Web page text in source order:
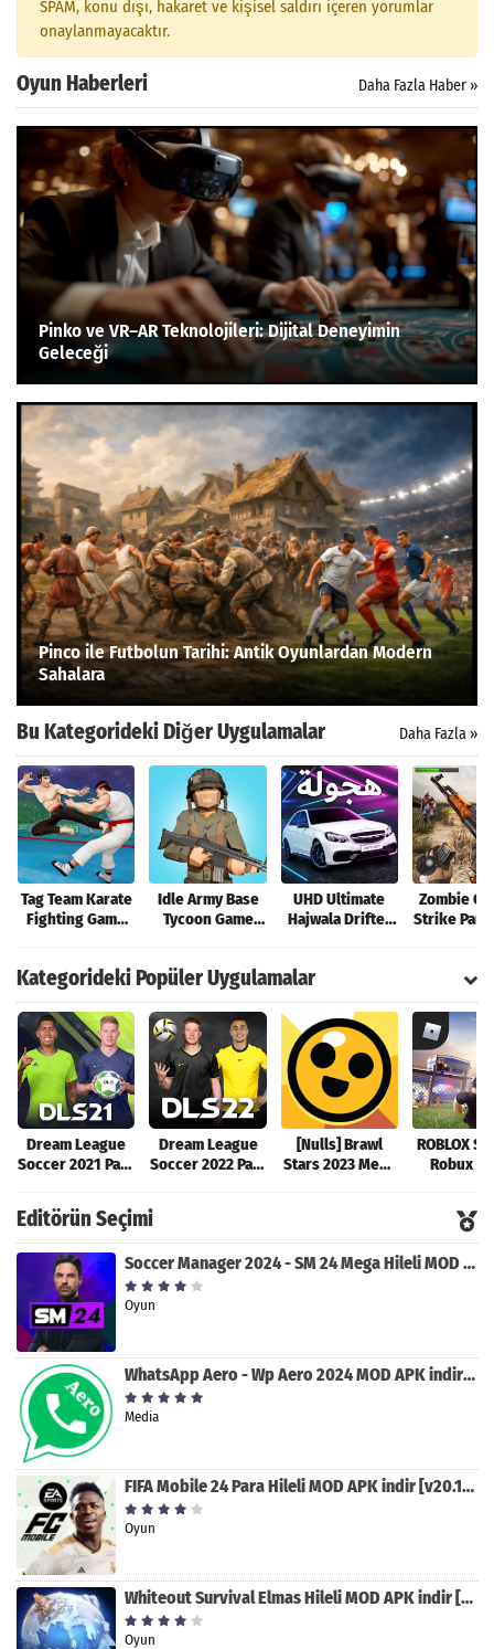
Arama
SPAM, konu dışı, hakaret ve kişisel saldırı içeren yorumlar
onaylanmayacaktır.
Oyun Haberleri Daha Fazla Haber »
Pinko ve VR–AR Teknolojileri: Dijital Deneyimin
Geleceği
Pinco ile Futbolun Tarihi: Antik Oyunlardan Modern
Sahalara
Bu Kategorideki Diğer Uygulamalar Daha Fazla »
Tag Team Karate
Fighting Game
Idle Army Base
Tycoon Game
UHD Ultimate
Hajwala Drifter
Zombie
Strike
Kategorideki Popüler Uygulamalar
Dream League
Soccer 2021 Para
[v8.31]
Dream League
Soccer 2022 Para
[Nulls] Brawl
Stars 2023 Mega
ROBLOX
Robux
Editörün Seçimi
Soccer Manager 2024 - SM 24 Mega Hileli MOD APK indir [v3.0.0]
Oyun
WhatsApp Aero - Wp Aero 2024 MOD APK indir [v10.0.2]
Media
FIFA Mobile 24 Para Hileli MOD APK indir [v20.1.02]
Oyun
Whiteout Survival Elmas Hileli MOD APK indir [v1.13.1]
Oyun